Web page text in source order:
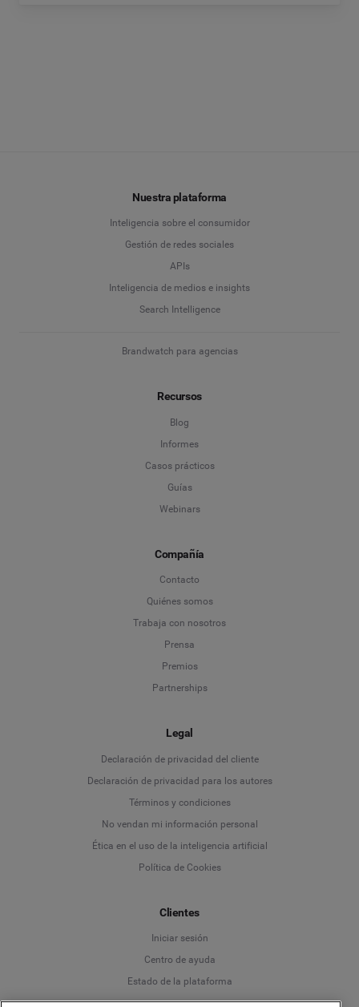
Nuestra plataforma
Inteligencia sobre el consumidor
Gestión de redes sociales
APIs
Inteligencia de medios e insights
Search Intelligence
Brandwatch para agencias
Recursos
Blog
Informes
Casos prácticos
Guías
Webinars
Compañía
Contacto
Quiénes somos
Trabaja con nosotros
Prensa
Premios
Partnerships
Legal
Declaración de privacidad del cliente
Declaración de privacidad para los autores
Términos y condiciones
No vendan mi información personal
Ética en el uso de la inteligencia artificial
Política de Cookies
Clientes
Iniciar sesión
Centro de ayuda
Estado de la plataforma
Language
Deutsch